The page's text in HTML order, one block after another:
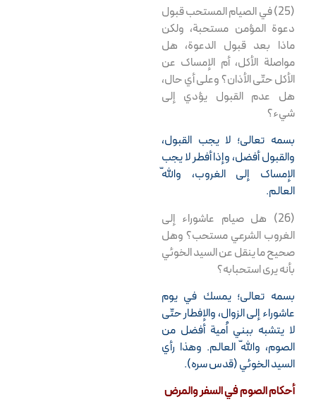
(25) في الصيام المستحب قبول
دعوة المؤمن مستحبة، ولكن
ماذا بعد قبول الدعوة، هل
مواصلة الأكل، أم الإمساك عن
الأكل حتّى الأذان؟ وعلى أي حال،
هل عدم القبول يؤدي إلى
شيء؟
بسمه تعالى؛ لا يجب القبول،
والقبول أفضل، وإذا أفطر لا يجب
الإمساك إلى الغروب، واللّه
العالم.
(26) هل صيام عاشوراء إلى
الغروب الشرعي مستحب؟ وهل
صحيح ما ينقل عن السيد الخوئي
بأنه يرى استحبابه؟
بسمه تعالى؛ يمسك في يوم
عاشوراء إلى الزوال، والإفطار حتّى
لا يتشبه ببني اُمية أفضل من
الصوم، واللّه العالم. وهذا رأي
السيد الخوئي (قدس سره).
أحكام الصوم في السفر والمرض